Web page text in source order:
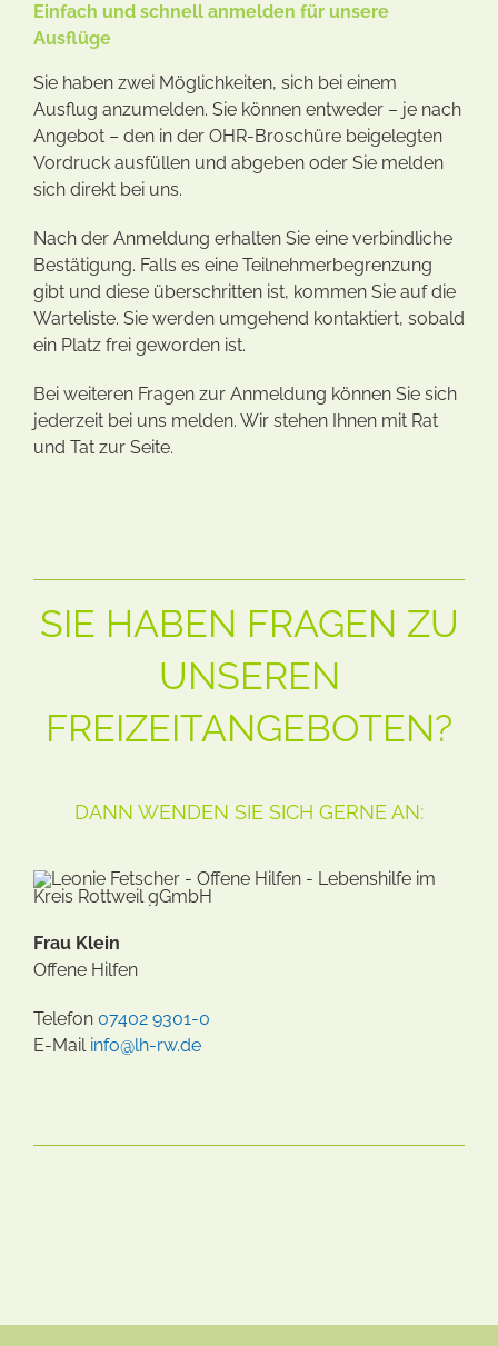
Einfach und schnell anmelden für unsere
Ausflüge
Sie haben zwei Möglichkeiten, sich bei einem
Ausflug anzumelden. Sie können entweder – je nach
Angebot – den in der OHR-Broschüre beigelegten
Vordruck ausfüllen und abgeben oder Sie melden
sich direkt bei uns.
Nach der Anmeldung erhalten Sie eine verbindliche
Bestätigung. Falls es eine Teilnehmerbegrenzung
gibt und diese überschritten ist, kommen Sie auf die
Warteliste. Sie werden umgehend kontaktiert, sobald
ein Platz frei geworden ist.
Bei weiteren Fragen zur Anmeldung können Sie sich
jederzeit bei uns melden. Wir stehen Ihnen mit Rat
und Tat zur Seite.
SIE HABEN FRAGEN ZU
UNSEREN
FREIZEITANGEBOTEN?
DANN WENDEN SIE SICH GERNE AN:
Frau Klein
Offene Hilfen
Telefon 07402 9301-0
E-Mail info@lh-rw.de